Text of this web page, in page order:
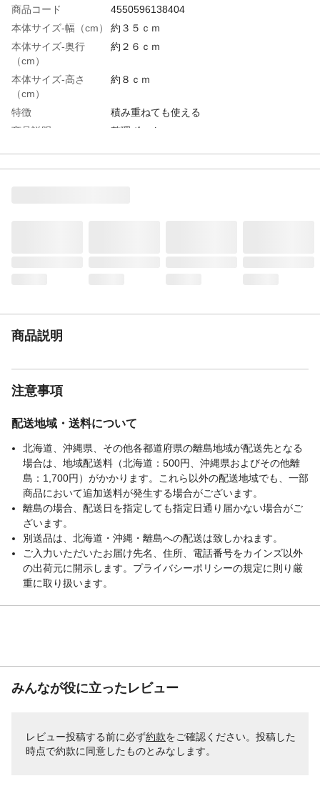
商品コード
4550596138404
本体サイズ-幅（cm）
約３５ｃｍ
本体サイズ-奥行
（cm）
約２６ｃｍ
本体サイズ-高さ
（cm）
約８ｃｍ
特徴
積み重ねても使える
商品説明
整理ボックス
材質・素材
PET
商品説明
注意事項
配送地域・送料について
北海道、沖縄県、その他各都道府県の離島地域が配送先となる
場合は、地域配送料（北海道：500円、沖縄県およびその他離
島：1,700円）がかかります。これら以外の配送地域でも、一部
商品において追加送料が発生する場合がございます。
離島の場合、配送日を指定しても指定日通り届かない場合がご
ざいます。
別送品は、北海道・沖縄・離島への配送は致しかねます。
ご入力いただいたお届け先名、住所、電話番号をカインズ以外
の出荷元に開示します。プライバシーポリシーの規定に則り厳
重に取り扱います。
みんなが役に立ったレビュー
レビュー投稿する前に必ず約款をご確認ください。投稿した
時点で約款に同意したものとみなします。